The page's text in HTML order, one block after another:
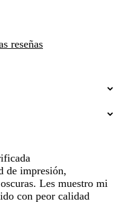
reseñas
de impresión,
Les muestro mi
con peor calidad